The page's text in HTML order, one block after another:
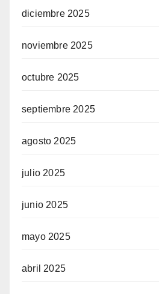
diciembre 2025
noviembre 2025
octubre 2025
septiembre 2025
agosto 2025
julio 2025
junio 2025
mayo 2025
abril 2025